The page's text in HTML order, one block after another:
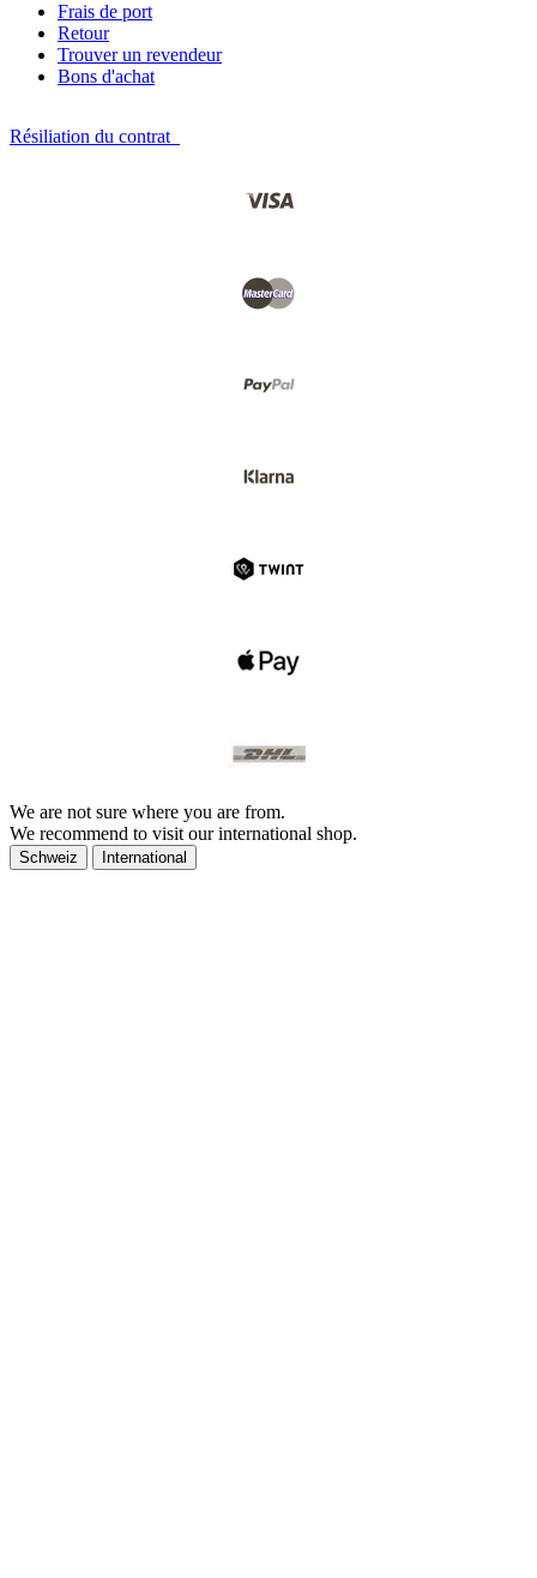
Frais de port
Retour
Trouver un revendeur
Bons d'achat
Résiliation du contrat
We are not sure where you are from.
We recommend to visit our international shop.
Schweiz International